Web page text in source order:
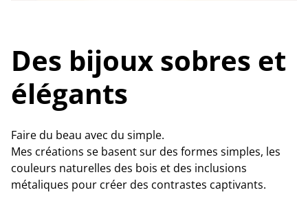
Des bijoux sobres et
élégants
Faire du beau avec du simple.
Mes créations se basent sur des formes simples, les
couleurs naturelles des bois et des inclusions
métaliques pour créer des contrastes captivants.